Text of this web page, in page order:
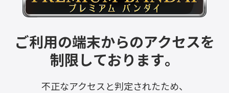
ご利用の端末からのアクセスを
制限しております。
不正なアクセスと判定されたため、